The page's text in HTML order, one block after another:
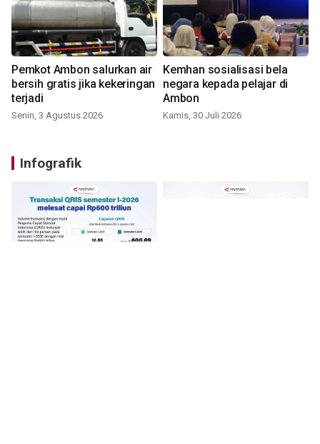
Pemkot Ambon salurkan air
bersih gratis jika kekeringan
terjadi
Senin, 3 Agustus 2026
Kemhan sosialisasi bela
negara kepada pelajar di
Ambon
Kamis, 30 Juli 2026
Infografik